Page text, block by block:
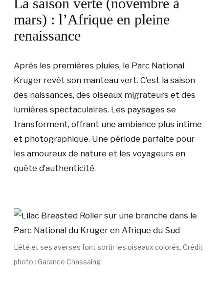
mars) : l’Afrique en pleine
renaissance
Après les premières pluies, le Parc National
Kruger revêt son manteau vert. C’est la saison
des naissances, des oiseaux migrateurs et des
lumières spectaculaires. Les paysages se
transforment, offrant une ambiance plus intime
et photographique. Une période parfaite pour
les amoureux de nature et les voyageurs en
quête d’authenticité.
L’été et ses averses font sortir les oiseaux colorés. Crédit
photo : Garance Chassaing